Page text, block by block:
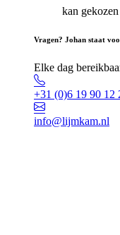
kan
Vragen? Johan staat
Elke dag
+31 (0)6 19 90 12
info@lijmkam.nl